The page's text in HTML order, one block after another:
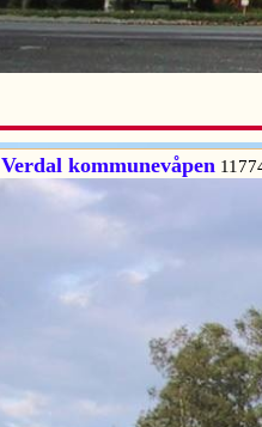
Verdal kommunevåpen